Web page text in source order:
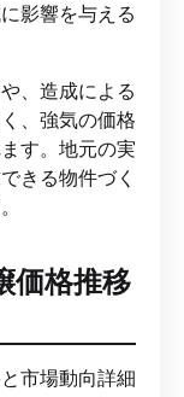
影響を与える
、造成による
、強気の価格
す。地元の実
きる物件づく
価格推移